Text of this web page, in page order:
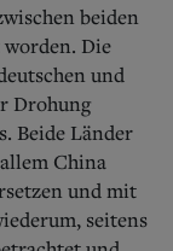
beiden
Die
und
Drohung
Beide Länder
China
und mit
seitens